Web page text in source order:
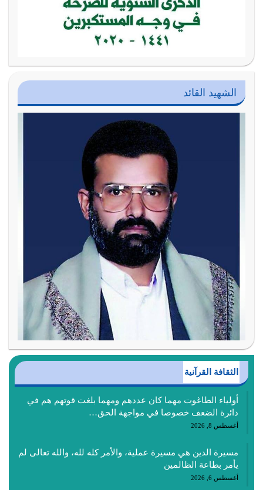
الشهيد القائد
الثقافة القرآنية
أولياء الطاغوت مهما كان عددهم ومهما بلغت قوتهم هم في
دائرة الضعف خصوصا في مواجهة الحق…
أغسطس 8, 2026
مسيرة الدين هي مسيرة عملية، والأمر كله لله، والله تعالى لم
يأمر بطاعة الظالمين
أغسطس 6, 2026